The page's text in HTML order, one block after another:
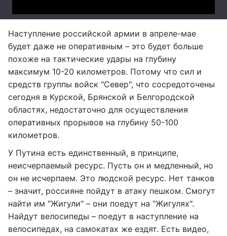
Наступление российской армии в апреле-мае
будет даже не оперативным – это будет больше
похоже на тактические удары на глубину
максимум 10-20 километров. Потому что сил и
средств группы войск "Север", что сосредоточены
сегодня в Курской, Брянской и Белгородской
областях, недостаточно для осуществления
оперативных прорывов на глубину 50-100
километров.
У Путина есть единственный, в принципе,
неисчерпаемый ресурс. Пусть он и медленный, но
он не исчерпаем. Это людской ресурс. Нет танков
– значит, россияне пойдут в атаку пешком. Смогут
найти им "Жигули" – они поедут на "Жигулях".
Найдут велосипеды – поедут в наступление на
велосипедах, на самокатах же ездят. Есть видео,